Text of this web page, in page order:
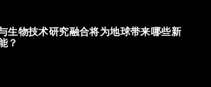
生物技术研究融合将为地球带来哪些新
？